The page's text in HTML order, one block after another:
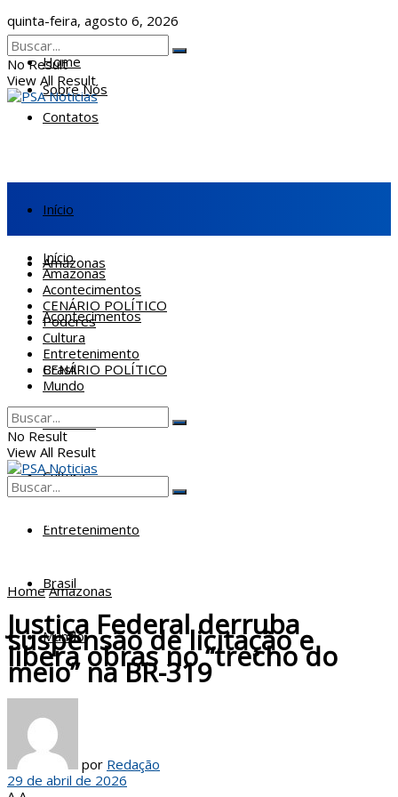
quinta-feira, agosto 6, 2026
Home
Sobre Nós
Contatos
No Result
View All Result
Início
Amazonas
Acontecimentos
CENÁRIO POLÍTICO
Poderes
Cultura
Entretenimento
Brasil
Mundo
Início
Amazonas
Acontecimentos
CENÁRIO POLÍTICO
Poderes
Cultura
Entretenimento
Brasil
Mundo
No Result
View All Result
View All Result
Home Amazonas
Justiça Federal derruba
suspensão de licitação e
libera obras no “trecho do
meio” na BR-319
por Redação
29 de abril de 2026